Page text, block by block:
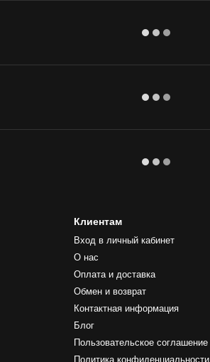
Клиентам
Вход в личный кабинет
О нас
Оплата и доставка
Обмен и возврат
Контактная информация
Блог
Пользовательское соглашение
Политика конфиденциальности